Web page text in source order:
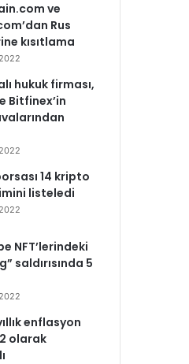
ve
Rus
kısıtlama
hukuk firması,
Bitfinex’in
14 kripto
listeledi
NFT’lerindeki
saldırısında 5
enflasyon
olarak